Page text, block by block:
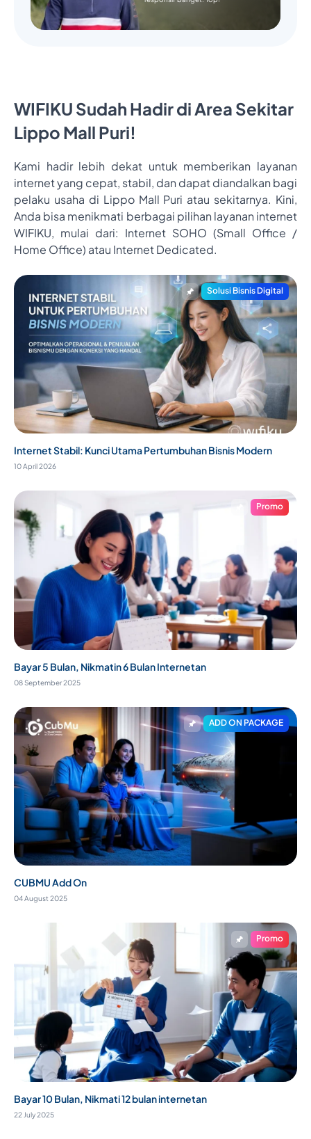
WIFIKU Sudah Hadir di Area Sekitar
Lippo Mall Puri!
Kami hadir lebih dekat untuk memberikan layanan
internet yang cepat, stabil, dan dapat diandalkan bagi
pelaku usaha di Lippo Mall Puri atau sekitarnya. Kini,
Anda bisa menikmati berbagai pilihan layanan internet
WIFIKU, mulai dari: Internet SOHO (Small Office /
Home Office) atau Internet Dedicated.
Solusi Bisnis Digital
Internet Stabil: Kunci Utama Pertumbuhan Bisnis Modern
10 April 2026
Promo
Bayar 5 Bulan, Nikmatin 6 Bulan Internetan
08 September 2025
ADD ON PACKAGE
CUBMU Add On
04 August 2025
Promo
Bayar 10 Bulan, Nikmati 12 bulan internetan
22 July 2025